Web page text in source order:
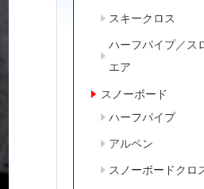
スキークロス
ハーフパイプ／ス
エア
スノーボード
ハーフパイプ
アルペン
スノーボードクロ